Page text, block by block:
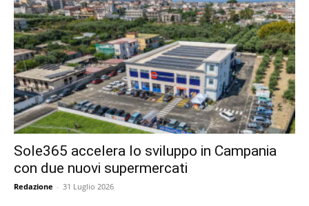
Sole365 accelera lo sviluppo in Campania
con due nuovi supermercati
Redazione - 31 Luglio 2026